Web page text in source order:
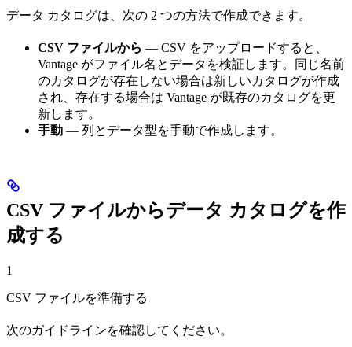
データ カタログは、次の 2 つの方法で作成できます。
CSV ファイルから — CSV をアップロードすると、
Vantage がファイル名とデータを検証します。同じ名前
のカタログが存在しない場合は新しいカタログが作成
され、存在する場合は Vantage が既存のカタログを更
新します。
手動 — 列とデータ型を手動で作成します。
CSV ファイルからデータ カタログを作
成する
1
CSV ファイルを準備する
次のガイドラインを確認してください。